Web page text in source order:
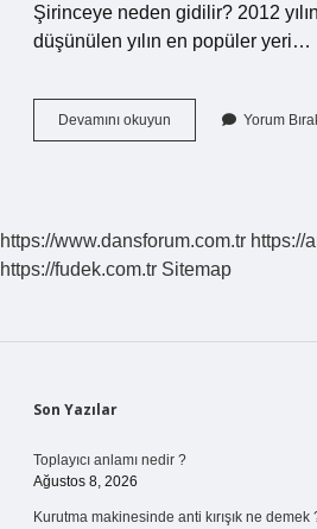
Şirinceye neden gidilir? 2012
düşünülen yılın en popüler yeri…
Devamını okuyun Şirincede
Denize
Yorum
https://www.dansforum.com.tr https://
https://fudek.com.tr Sitemap
Sidebar
Son Yazılar
Toplayıcı anlamı nedir ?
Ağustos 8, 2026
Kurutma makinesinde anti kırışık ne demek